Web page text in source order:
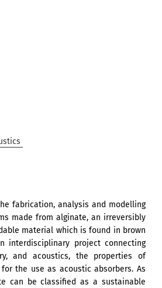
fabrication, analysis and modelling
made from alginate, an irreversibly
material which is found in brown
interdisciplinary project connecting
and acoustics, the properties of
the use as acoustic absorbers. As
can be classified as a sustainable